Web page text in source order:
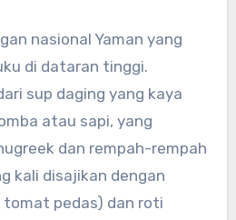
nasional Yaman yang
di dataran tinggi.
sup daging yang kaya
atau sapi, yang
dan rempah-rempah
kali disajikan dengan
tomat pedas) dan roti